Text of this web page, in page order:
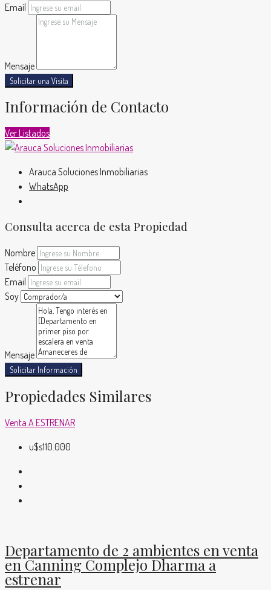
Email
Mensaje
Solicitar una Visita
Información de Contacto
Ver Listados
Arauca Soluciones Inmobiliarias
WhatsApp
Consulta acerca de esta Propiedad
Nombre
Teléfono
Email
Soy
Mensaje
Solicitar Información
Propiedades Similares
Venta A ESTRENAR
u$s110.000
Departamento de 2 ambientes en venta
en Canning Complejo Dharma a
estrenar